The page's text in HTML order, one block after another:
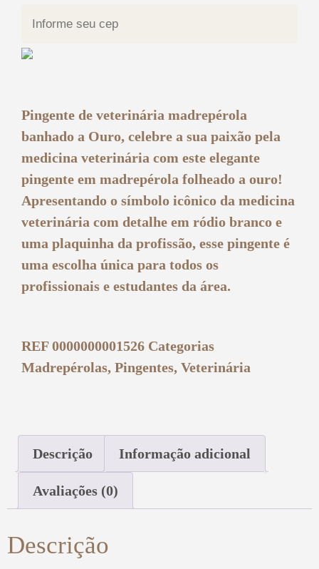
Pingente de veterinária madrepérola
banhado a Ouro, celebre a sua paixão pela
medicina veterinária com este elegante
pingente em madrepérola folheado a ouro!
Apresentando o símbolo icônico da medicina
veterinária com detalhe em ródio branco e
uma plaquinha da profissão, esse pingente é
uma escolha única para todos os
profissionais e estudantes da área.
REF0000000001526 Categorias
Madrepérolas, Pingentes, Veterinária
Descrição Informação adicional
Avaliações (0)
Descrição